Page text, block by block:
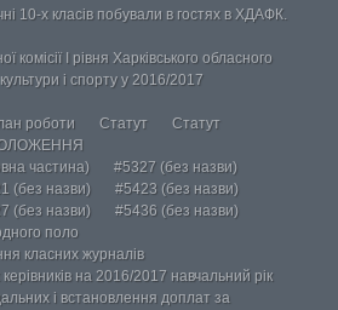
10-х класів побували в гостях в ХДАФК.
комісії І рівня Харківського обласного
і спорту у 2016/2017
роботи Статут
Статут
частина)
#5327 (без назви)
(без назви)
#5423 (без назви)
(без назви)
#5436 (без назви)
поло
класних журналів
на 2016/2017 навчальний рік
і встановлення доплат за